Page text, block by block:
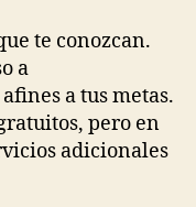
te conozcan.
a
a tus metas.
pero en
adicionales